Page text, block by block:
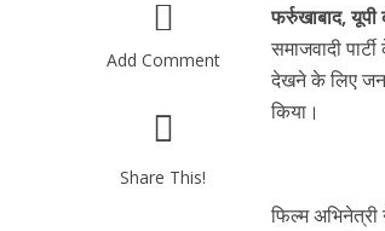
Add Comment
Share This!
फर्रुखाबाद,
समाजवादी
देखने के लिए
किया।
फिल्म